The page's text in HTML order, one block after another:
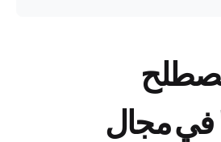
في مجال